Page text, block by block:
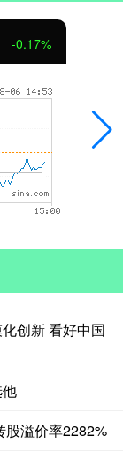
-0.17%
创新 看好中国
股溢价率2282%